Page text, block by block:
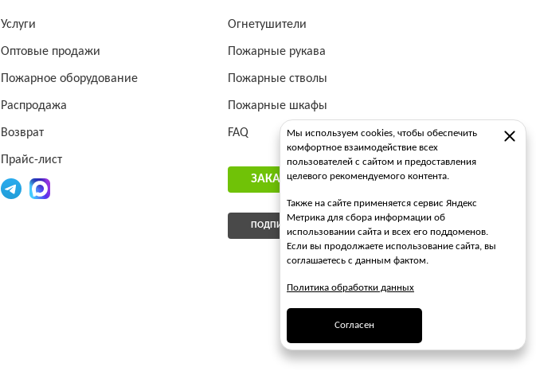
Услуги
Оптовые продажи
Пожарное оборудование
Распродажа
Возврат
Прайс-лист
Огнетушители
Пожарные рукава
Пожарные стволы
Пожарные шкафы
FAQ
ЗАКАЗАТЬ ЗВОНОК
ПОДПИСАТЬСЯ НА РАССЫЛКУ
Мы используем cookies, чтобы обеспечить
комфортное взаимодействие всех
пользователей с сайтом и предоставления
целевого рекомендуемого контента.
Также на сайте применяется сервис Яндекс
Метрика для сбора информации об
использовании сайта и всех его поддоменов.
Если вы продолжаете использование сайта, вы
соглашаетесь с данным фактом.
Политика обработки данных
Согласен